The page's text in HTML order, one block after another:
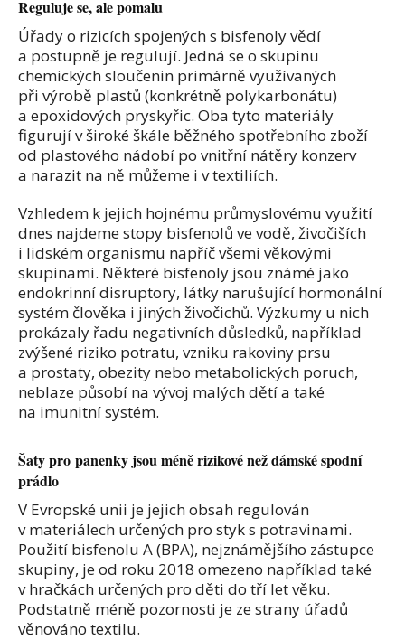
Reguluje se, ale pomalu
Úřady o rizicích spojených s bisfenoly vědí
a postupně je regulují. Jedná se o skupinu
chemických sloučenin primárně využívaných
při výrobě plastů (konkrétně polykarbonátu)
a epoxidových pryskyřic. Oba tyto materiály
figurují v široké škále běžného spotřebního zboží
od plastového nádobí po vnitřní nátěry konzerv
a narazit na ně můžeme i v textiliích.
Vzhledem k jejich hojnému průmyslovému využití
dnes najdeme stopy bisfenolů ve vodě, živočiších
i lidském organismu napříč všemi věkovými
skupinami. Některé bisfenoly jsou známé jako
endokrinní disruptory, látky narušující hormonální
systém člověka i jiných živočichů. Výzkumy u nich
prokázaly řadu negativních důsledků, například
zvýšené riziko potratu, vzniku rakoviny prsu
a prostaty, obezity nebo metabolických poruch,
neblaze působí na vývoj malých dětí a také
na imunitní systém.
Šaty pro panenky jsou méně rizikové než dámské spodní
prádlo
V Evropské unii je jejich obsah regulován
v materiálech určených pro styk s potravinami.
Použití bisfenolu A (BPA), nejznámějšího zástupce
skupiny, je od roku 2018 omezeno například také
v hračkách určených pro děti do tří let věku.
Podstatně méně pozornosti je ze strany úřadů
věnováno textilu.